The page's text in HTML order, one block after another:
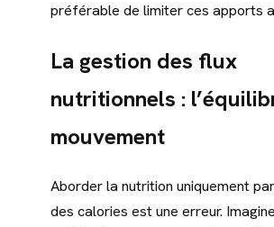
préférable de limiter ces apports
La gestion des flux
nutritionnels :
mouvement
Aborder la nutrition uniquement
des calories est une erreur.